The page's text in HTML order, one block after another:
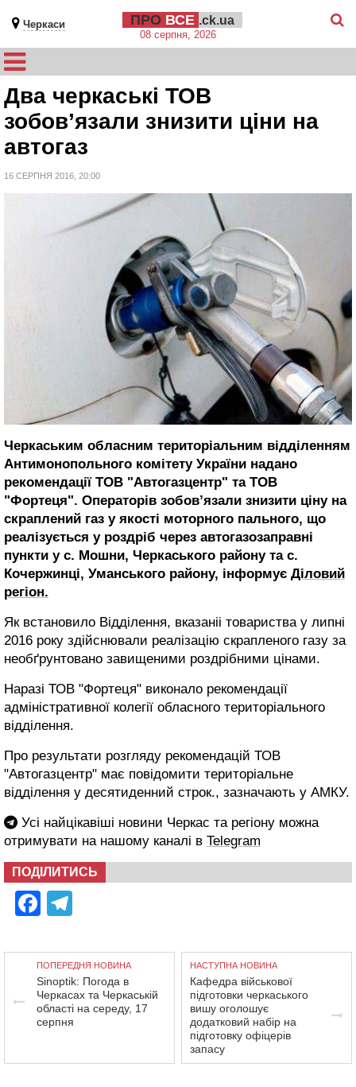
Черкаси ПРО ВСЕ .ck.ua
08 серпня, 2026
Два черкаські ТОВ
зобов’язали знизити ціни на
автогаз
16 СЕРПНЯ 2016, 20:00
Черкаським обласним територіальним відділенням
Антимонопольного комітету України надано
рекомендації ТОВ "Автогазцентр" та ТОВ
"Фортеця". Операторів зобов’язали знизити ціну на
скраплений газ у якості моторного пального, що
реалізується у роздріб через автогазозаправні
пункти у с. Мошни, Черкаського району та с.
Кочержинці, Уманського району, інформує Діловий
регіон.
Як встановило Відділення, вказаніі товариства у липні
2016 року здійснювали реалізацію скрапленого газу за
необґрунтовано завищеними роздрібними цінами.
Наразі ТОВ "Фортеця" виконало рекомендації
адміністративної колегії обласного територіального
відділення.
Про результати розгляду рекомендацій ТОВ
"Автогазцентр" має повідомити територіальне
відділення у десятиденний строк., зазначають у АМКУ.
Усі найцікавіші новини Черкас та регіону можна
отримувати на нашому каналі в Telegram
ПОДІЛИТИСЬ
Facebook
ПОПЕРЕДНЯ НОВИНА
Sinoptik: Погода в
Черкасах та Черкаській
області на середу, 17
серпня
НАСТУПНА НОВИНА
Кафедра військової
підготовки черкаського
вишу оголошує
додатковий набір на
підготовку офіцерів
запасу